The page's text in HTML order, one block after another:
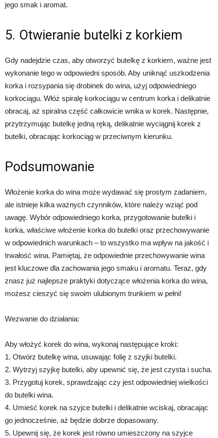
jego smak i aromat.
5. Otwieranie butelki z korkiem
Gdy nadejdzie czas, aby otworzyć butelkę z korkiem, ważne jest
wykonanie tego w odpowiedni sposób. Aby uniknąć uszkodzenia
korka i rozsypania się drobinek do wina, użyj odpowiedniego
korkociągu. Włóż spiralę korkociągu w centrum korka i delikatnie
obracaj, aż spiralna część całkowicie wnika w korek. Następnie,
przytrzymując butelkę jedną ręką, delikatnie wyciągnij korek z
butelki, obracając korkociąg w przeciwnym kierunku.
Podsumowanie
Włożenie korka do wina może wydawać się prostym zadaniem,
ale istnieje kilka ważnych czynników, które należy wziąć pod
uwagę. Wybór odpowiedniego korka, przygotowanie butelki i
korka, właściwe włożenie korka do butelki oraz przechowywanie
w odpowiednich warunkach – to wszystko ma wpływ na jakość i
trwałość wina. Pamiętaj, że odpowiednie przechowywanie wina
jest kluczowe dla zachowania jego smaku i aromatu. Teraz, gdy
znasz już najlepsze praktyki dotyczące włożenia korka do wina,
możesz cieszyć się swoim ulubionym trunkiem w pełni!
Wezwanie do działania:
Aby włożyć korek do wina, wykonaj następujące kroki:
1. Otwórz butelkę wina, usuwając folię z szyjki butelki.
2. Wytrzyj szyjkę butelki, aby upewnić się, że jest czysta i sucha.
3. Przygotuj korek, sprawdzając czy jest odpowiedniej wielkości
do butelki wina.
4. Umieść korek na szyjce butelki i delikatnie wciskaj, obracając
go jednocześnie, aż będzie dobrze dopasowany.
5. Upewnij się, że korek jest równo umieszczony na szyjce